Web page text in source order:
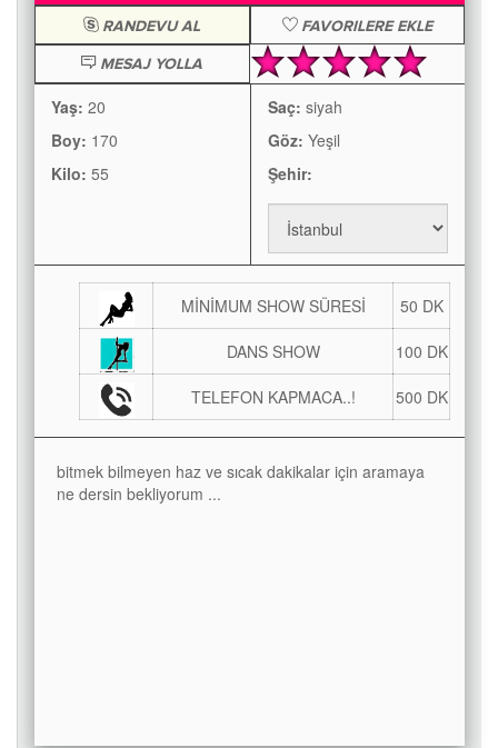
RANDEVU AL
FAVORILERE EKLE
MESAJ YOLLA
Yaş: 20
Boy: 170
Kilo: 55
Saç: siyah
Göz: Yeşil
Şehir:
MİNİMUM SHOW SÜRESİ 50 DK
DANS SHOW 100 DK
TELEFON KAPMACA..! 500 DK
bitmek bilmeyen haz ve sıcak dakikalar için aramaya
ne dersin bekliyorum ...